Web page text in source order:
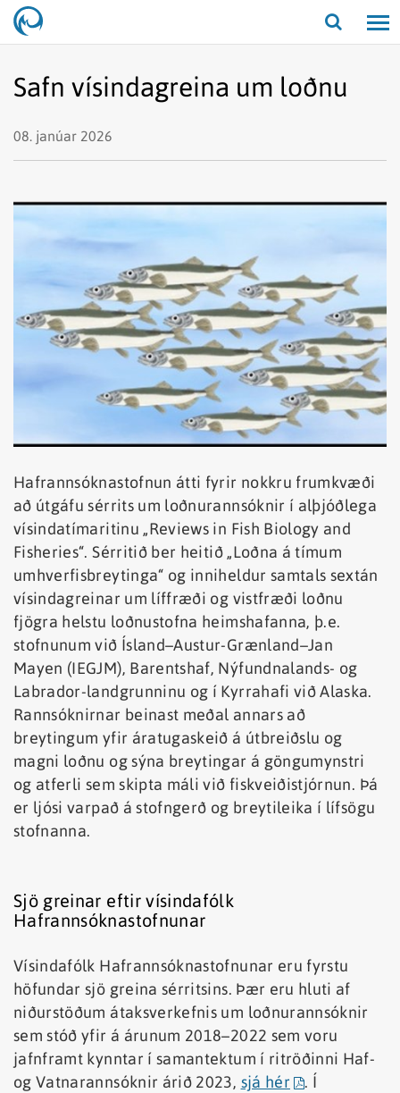
Opna/
Safn vísindagreina um loðnu
08. janúar 2026
Hafrannsóknastofnun átti fyrir nokkru frumkvæði
að útgáfu sérrits um loðnurannsóknir í alþjóðlega
vísindatímaritinu „Reviews in Fish Biology and
Fisheries“. Sérritið ber heitið „Loðna á tímum
umhverfisbreytinga“ og inniheldur samtals sextán
vísindagreinar um líffræði og vistfræði loðnu
fjögra helstu loðnustofna heimshafanna, þ.e.
stofnunum við Ísland–Austur-Grænland–Jan
Mayen (IEGJM), Barentshaf, Nýfundnalands- og
Labrador-landgrunninu og í Kyrrahafi við Alaska.
Rannsóknirnar beinast meðal annars að
breytingum yfir áratugaskeið á útbreiðslu og
magni loðnu og sýna breytingar á göngumynstri
og atferli sem skipta máli við fiskveiðistjórnun. Þá
er ljósi varpað á stofngerð og breytileika í lífsögu
stofnanna.
Sjö greinar eftir vísindafólk
Hafrannsóknastofnunar
Vísindafólk Hafrannsóknastofnunar eru fyrstu
höfundar sjö greina sérritsins. Þær eru hluti af
niðurstöðum átaksverkefnis um loðnurannsóknir
sem stóð yfir á árunum 2018–2022 sem voru
jafnframt kynntar í samantektum í ritröðinni Haf-
og Vatnarannsóknir árið 2023, sjá hér
. Í